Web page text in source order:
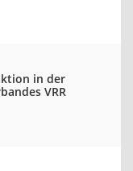
in der
VRR